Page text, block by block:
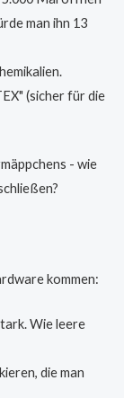
man ihn 13
(sicher für die
- wie
kommen:
Wie leere
die man